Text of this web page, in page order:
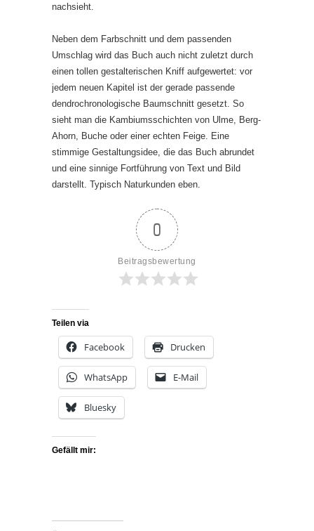
nachsieht.
Neben dem Farbschnitt und dem passenden
Umschlag wird das Buch auch nicht zuletzt durch
einen tollen gestalterischen Kniff aufgewertet: vor
jedem neuen Kapitel ist der gerade passende
dendrochronologische Baumschnitt gesetzt. So
sieht man die Kambiumsschichten von Ulme, Berg-
Ahorn, Buche oder einer echten Feige. Eine
stimmige Gestaltungsidee, die das Buch abrundet
und eine sinnige Fortführung von Text und Bild
darstellt. Typisch Naturkunden eben.
0
Beitragsbewertung
Teilen via
Facebook Drucken
WhatsApp E-Mail
Bluesky
Gefällt mir: